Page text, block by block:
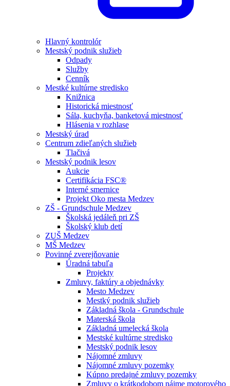
Hlavný kontrolór
Mestský podnik služieb
Odpady
Služby
Cenník
Mestké kultúrne stredisko
Knižnica
Historická miestnosť
Sála, kuchyňa, banketová miestnosť
Hlásenia v rozhlase
Mestský úrad
Centrum zdieľaných služieb
Tlačivá
Mestský podnik lesov
Aukcie
Certifikácia FSC®
Interné smernice
Projekt Oko mesta Medzev
ZŠ - Grundschule Medzev
Školská jedáleň pri ZŠ
Školský klub detí
ZUŠ Medzev
MŠ Medzev
Povinné zverejňovanie
Úradná tabuľa
Projekty
Zmluvy, faktúry a objednávky
Mesto Medzev
Mestký podnik služieb
Základná škola - Grundschule
Materská škola
Základná umelecká škola
Mestské kultúrne stredisko
Mestský podnik lesov
Nájomné zmluvy
Nájomné zmluvy pozemky
Kúpno predajné zmluvy pozemky
Zmluvy o krátkodobom nájme motorového